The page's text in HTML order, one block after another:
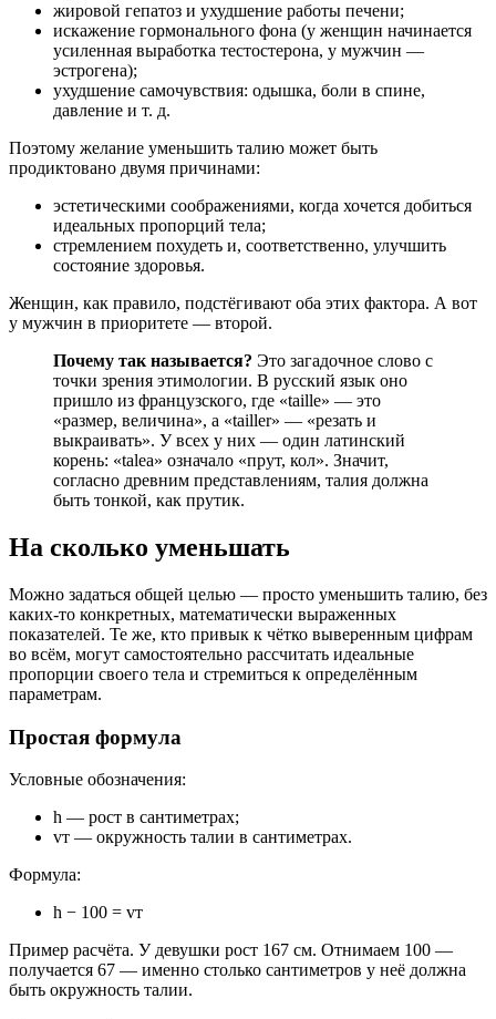
жировой гепатоз и ухудшение работы печени;
искажение гормонального фона (у женщин начинается
усиленная выработка тестостерона, у мужчин —
эстрогена);
ухудшение самочувствия: одышка, боли в спине,
давление и т. д.
Поэтому желание уменьшить талию может быть
продиктовано двумя причинами:
эстетическими соображениями, когда хочется добиться
идеальных пропорций тела;
стремлением похудеть и, соответственно, улучшить
состояние здоровья.
Женщин, как правило, подстёгивают оба этих фактора. А вот
у мужчин в приоритете — второй.
Почему так называется? Это загадочное слово с
точки зрения этимологии. В русский язык оно
пришло из французского, где «taille» — это
«размер, величина», а «tailler» — «резать и
выкраивать». У всех у них — один латинский
корень: «talea» означало «прут, кол». Значит,
согласно древним представлениям, талия должна
быть тонкой, как прутик.
На сколько уменьшать
Можно задаться общей целью — просто уменьшить талию, без
каких-то конкретных, математически выраженных
показателей. Те же, кто привык к чётко выверенным цифрам
во всём, могут самостоятельно рассчитать идеальные
пропорции своего тела и стремиться к определённым
параметрам.
Простая формула
Условные обозначения:
h — рост в сантиметрах;
vт — окружность талии в сантиметрах.
Формула:
h − 100 = vт
Пример расчёта. У девушки рост 167 см. Отнимаем 100 —
получается 67 — именно столько сантиметров у неё должна
быть окружность талии.